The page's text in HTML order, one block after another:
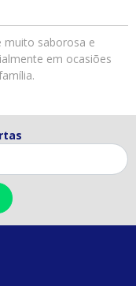
muito saborosa e
em ocasiões